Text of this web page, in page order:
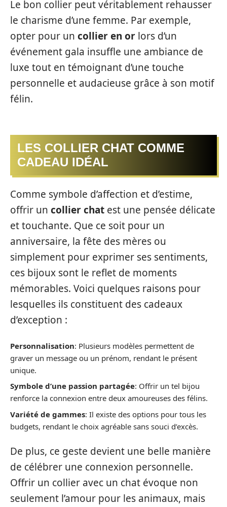
Le bon collier peut véritablement rehausser
le charisme d’une femme. Par exemple,
opter pour un collier en or lors d’un
événement gala insuffle une ambiance de
luxe tout en témoignant d’une touche
personnelle et audacieuse grâce à son motif
félin.
LES COLLIER CHAT COMME
CADEAU IDÉAL
Comme symbole d’affection et d’estime,
offrir un collier chat est une pensée délicate
et touchante. Que ce soit pour un
anniversaire, la fête des mères ou
simplement pour exprimer ses sentiments,
ces bijoux sont le reflet de moments
mémorables. Voici quelques raisons pour
lesquelles ils constituent des cadeaux
d’exception :
Personnalisation: Plusieurs modèles permettent de
graver un message ou un prénom, rendant le présent
unique.
Symbole d’une passion partagée: Offrir un tel bijou
renforce la connexion entre deux amoureuses des félins.
Variété de gammes: Il existe des options pour tous les
budgets, rendant le choix agréable sans souci d’excès.
De plus, ce geste devient une belle manière
de célébrer une connexion personnelle.
Offrir un collier avec un chat évoque non
seulement l’amour pour les animaux, mais